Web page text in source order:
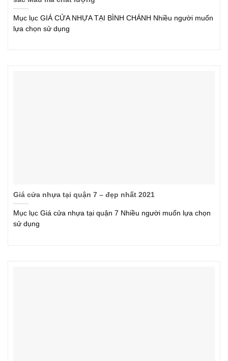
Mục lục GIÁ CỬA NHỰA TẠI BÌNH CHÁNH Nhiều người muốn
lựa chọn sử dụng
Giá cửa nhựa tại quận 7 – đẹp nhất 2021
Mục lục Giá cửa nhựa tại quận 7 Nhiều người muốn lựa chọn
sử dụng